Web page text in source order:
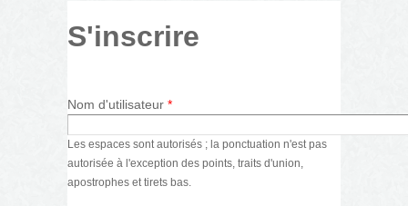
S'inscrire
Nom d'utilisateur *
Les espaces sont autorisés ; la ponctuation n'est pas
autorisée à l'exception des points, traits d'union,
apostrophes et tirets bas.